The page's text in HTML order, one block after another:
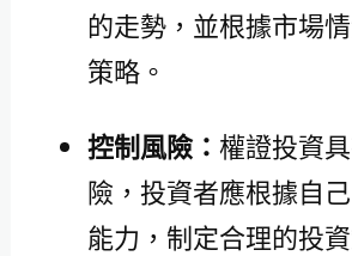
的走勢，並根據市場
策略。
控制風險： 權證投資
險，投資者應根據自
能力，制定合理的投